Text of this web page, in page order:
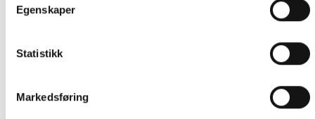
Egenskaper
Statistikk
Markedsføring
Vi opplever for øyeblikket at enkelte kunder
registrert i vårt system.
Før du eventuelt legger inn en ny bestilling, ber